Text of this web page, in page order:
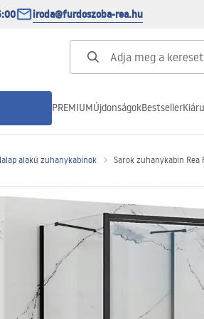
iroda@furdoszoba-rea.hu
PREMIUMÚjdonságokBestseller
alakú zuhanykabinok Sarok zuhanykabin Rea